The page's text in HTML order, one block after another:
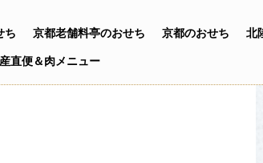
ち 京都老舗料亭のおせち 京都のおせち 北
直便＆ 肉メニュー